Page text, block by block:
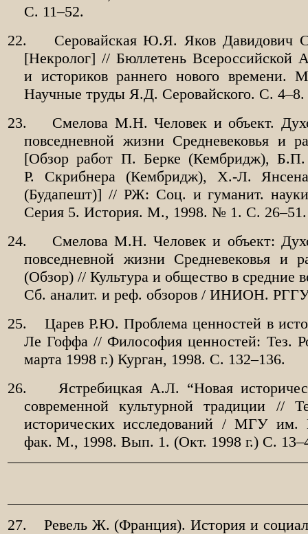
С. 11–52.
22.
Серовайская Ю.Я. Яков Давидович
[Некролог] // Бюллетень Всероссийской
и историков раннего нового
Научные труды Я.Д. Серовайского. С. 4–8.
23.
Смелова М.Н. Человек и объект.
повседневной жизни Средневековья и
[Обзор работ П. Берке (Кембридж), Б.П.
Р. Скрибнера (Кембридж), Х.-Л.
(Будапешт)] // РЖ: Соц. и гуманит.
Серия 5. История. М., 1998. № 1. С. 26–51.
24.
Смелова М.Н. Человек и объект:
повседневной жизни Средневековья и
(Обзор) // Культура и общество в средние
Сб. аналит. и реф. обзоров / ИНИОН.
25.
Царев Р.Ю. Проблема ценностей в
Ле Гоффа // Философия ценностей: Тез.
марта 1998 г.) Курган, 1998. С. 132–136.
26.
Ястребицкая А.Л. “Новая
современной культурной традиции //
исторических исследований / МГУ
фак. М., 1998. Вып. 1. (Окт. 1998 г.) С.
27.
Ревель Ж. (Франция). История и